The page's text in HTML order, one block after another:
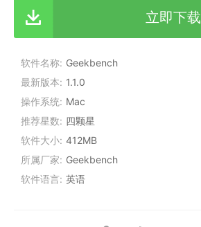
立即下载
软件名称 Geekbench
最新版本
1.1.0
操作系统 Mac
推荐星数
四颗星
软件大小 412MB
所属厂家
Geekbench
软件语言 英语